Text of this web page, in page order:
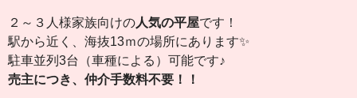
２～３人様家族向けの人気の平屋です！
駅から近く、海抜13ｍの場所にあります✨
駐車並列3台（車種による）可能です♪
売主につき、仲介手数料不要！！